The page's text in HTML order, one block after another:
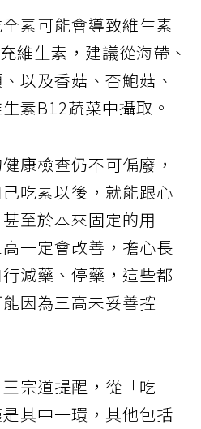
素可能會導致維生素
維生素，建議從海帶、
以及香菇、杏鮑菇、
素B12蔬菜中攝取。
康檢查仍不可偏廢，
吃素以後，就能跟心
至於本來固定的用
一定會改善，擔心長
減藥、停藥，這些都
因為三高未妥善控
宗道提醒，從「吃
其中一環，其他包括